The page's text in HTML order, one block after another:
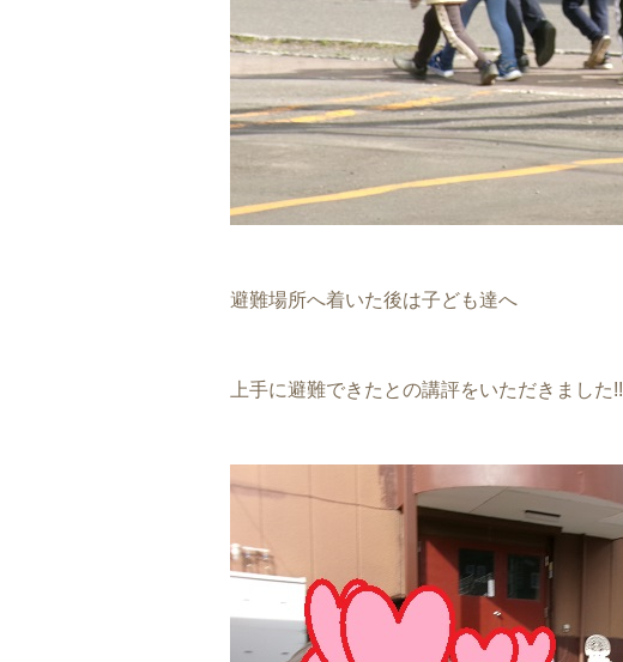
避難場所へ着いた後は子ども達へ
上手に避難できたとの講評をいただきました!!